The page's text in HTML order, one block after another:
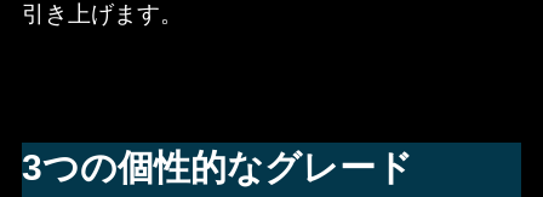
引き上げます。
3つの個性的なグレード